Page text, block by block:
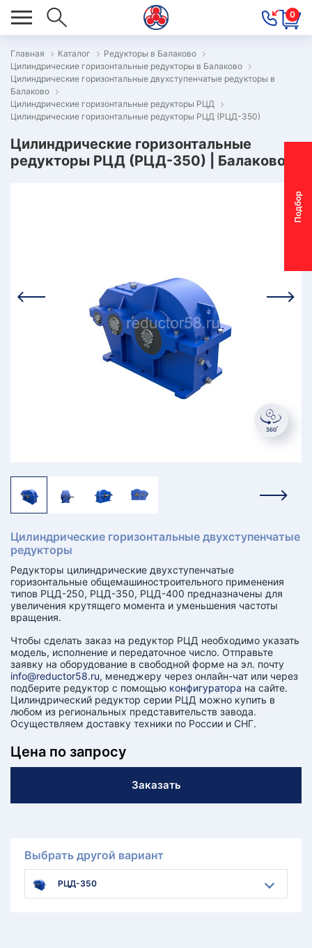
0
П
о
д
б
о
р
м
о
т
о
р
-
р
е
д
у
к
т
о
р
Главная Каталог
Редукторы в Балаково
Цилиндрические горизонтальные редукторы в Балаково
Цилиндрические горизонтальные двухступенчатые редукторы в
Балаково
Цилиндрические горизонтальные редукторы РЦД
Цилиндрические горизонтальные редукторы РЦД (РЦД-350)
Цилиндрические горизонтальные
редукторы РЦД (РЦД-350) | Балаково
Цилиндрические горизонтальные двухступенчатые
редукторы
Редукторы цилиндрические двухступенчатые
горизонтальные общемашиностроительного применения
типов РЦД-250, РЦД-350, РЦД-400 предназначены для
увеличения крутящего момента и уменьшения частоты
вращения.
Чтобы сделать заказ на редуктор РЦД необходимо указать
модель, исполнение и передаточное число. Отправьте
заявку на оборудование в свободной форме на эл. почту
info@reductor58.ru, менеджеру через онлайн-чат или через
подберите редуктор с помощью конфигуратора на сайте.
Цилиндрический редуктор серии РЦД можно купить в
любом из региональных представительств завода.
Осуществляем доставку техники по России и СНГ.
Цена по запросу
Заказать
Выбрать другой вариант
РЦД-350